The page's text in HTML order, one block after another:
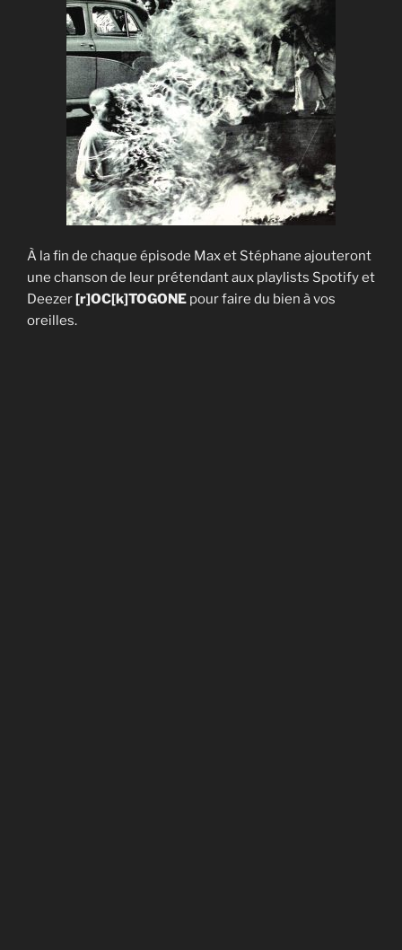
À la fin de chaque épisode Max et Stéphane ajouteront
une chanson de leur prétendant aux playlists Spotify et
Deezer[r]OC[k]TOGONE pour faire du bien à vos
oreilles.